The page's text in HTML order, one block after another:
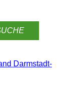
Darmstadt-